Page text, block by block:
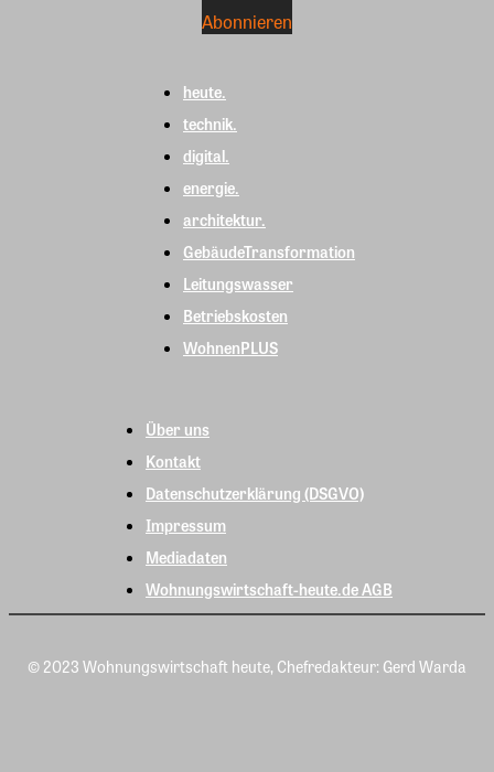
heute.
technik.
digital.
energie.
architektur.
GebäudeTransformation
Leitungswasser
Betriebskosten
WohnenPLUS
Über uns
Kontakt
Datenschutzerklärung (DSGVO)
Impressum
Mediadaten
Wohnungswirtschaft-heute.de AGB
© 2023 Wohnungswirtschaft heute, Chefredakteur: Gerd Warda